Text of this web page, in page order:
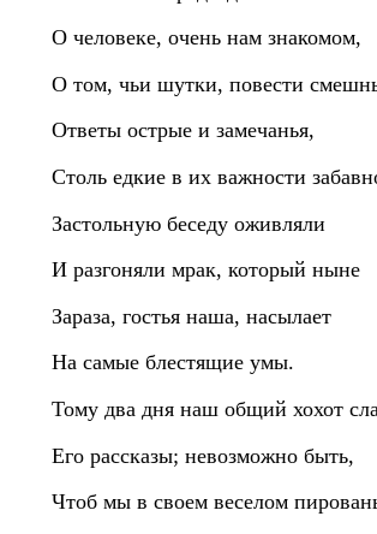
О человеке, очень нам знакомом,
О том, чьи шутки, повести
Ответы острые и замечанья,
Столь едкие в их важности
Застольную беседу оживляли
И разгоняли мрак, который ныне
Зараза, гостья наша, насылает
На самые блестящие умы.
Тому два дня наш общий хохот
Его рассказы; невозможно быть,
Чтоб мы в своем веселом